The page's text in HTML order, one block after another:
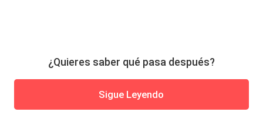
¿Quieres saber qué pasa después?
Sigue Leyendo